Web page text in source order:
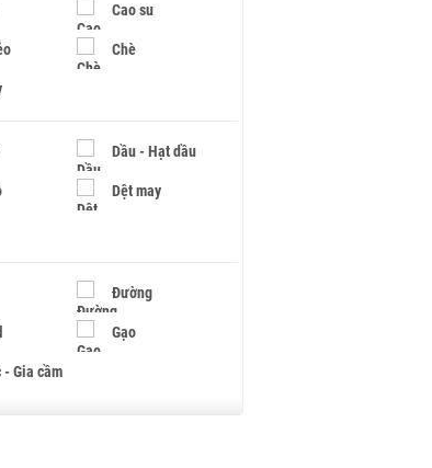
Cao su
Chè
Dầu - Hạt dầu
Dệt may
Đường
Gạo
- Gia cầm